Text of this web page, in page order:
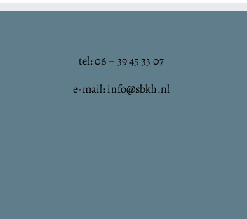
tel: 06 – 39 45 33 07
e-mail: info@sbkh.nl